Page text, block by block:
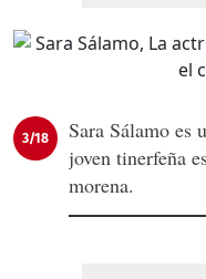
3/18
Sara Sálamo es
joven tinerfeña
morena.